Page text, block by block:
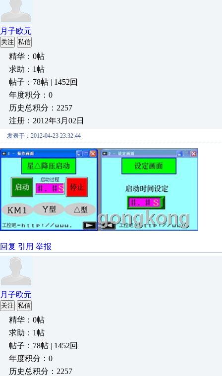
月子欧元
关注 私信
精华：0帖
求助：1帖
帖子：78帖 | 1452回
年度积分：0
历史总积分：2257
注册：2012年3月02日
发表于：2012-04-23 23:32:44
回复 引用 举报
月子欧元
关注 私信
精华：0帖
求助：1帖
帖子：78帖 | 1452回
年度积分：0
历史总积分：2257